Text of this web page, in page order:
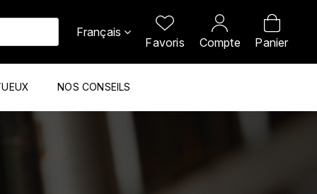
Français
Favoris Compte Panier
NOS CONSEILS